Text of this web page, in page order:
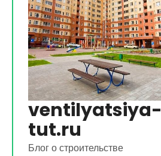
ventilyatsiya-
tut.ru
Блог о строительстве